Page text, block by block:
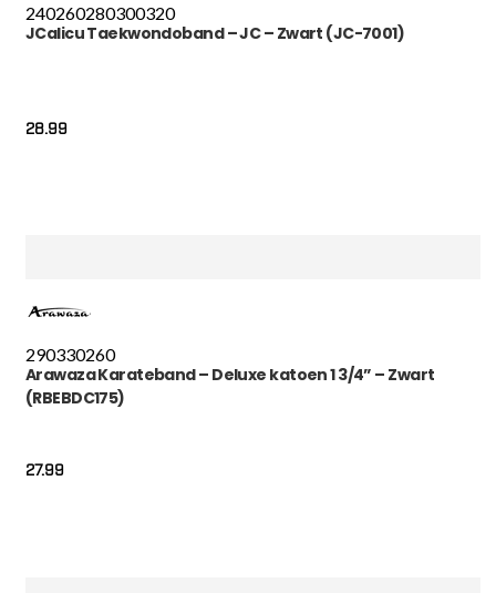
240260280300320
JCalicu Taekwondoband – JC – Zwart (JC-7001)
28.99
290330260
Arawaza Karateband – Deluxe katoen 1 3/4” – Zwart
(RBEBDC175)
27.99